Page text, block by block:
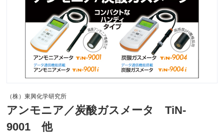
（株）東興化学研究所
アンモニア／炭酸ガスメータ TiN-
9001 他